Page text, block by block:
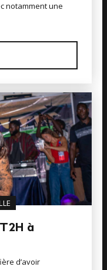
notamment une
à
d’avoir